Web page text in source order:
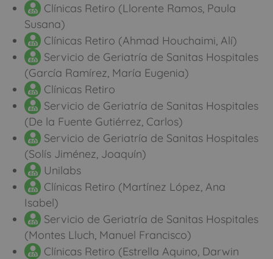
Clínicas Retiro (Llorente Ramos, Paula
Susana)
Clínicas Retiro (Ahmad Houchaimi, Alí)
Servicio de Geriatría de Sanitas Hospitales
(García Ramírez, María Eugenia)
Clínicas Retiro
Servicio de Geriatría de Sanitas Hospitales
(De la Fuente Gutiérrez, Carlos)
Servicio de Geriatría de Sanitas Hospitales
(Solís Jiménez, Joaquín)
Unilabs
Clínicas Retiro (Martínez López, Ana
Isabel)
Servicio de Geriatría de Sanitas Hospitales
(Montes Lluch, Manuel Francisco)
Clínicas Retiro (Estrella Aquino, Darwin